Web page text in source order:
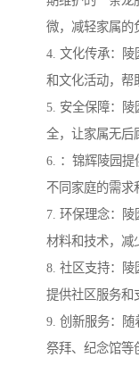
微，减轻家属的
4. 文化传承：
和文化活动，帮
5. 安全保障：
全，让家属无后
6. ：锦辉陵园提
不同家庭的需求
7. 环保理念：
材料和技术，减
8. 社区支持：陵
提供社区服务和
9. 创新服务：随
祭拜、纪念馆等